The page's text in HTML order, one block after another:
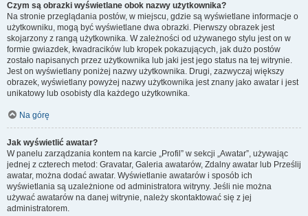
Czym są obrazki wyświetlane obok nazwy użytkownika?
Na stronie przeglądania postów, w miejscu, gdzie są wyświetlane informacje o
użytkowniku, mogą być wyświetlane dwa obrazki. Pierwszy obrazek jest
skojarzony z rangą użytkownika. W zależności od używanego stylu jest on w
formie gwiazdek, kwadracików lub kropek pokazujących, jak dużo postów
zostało napisanych przez użytkownika lub jaki jest jego status na tej witrynie.
Jest on wyświetlany poniżej nazwy użytkownika. Drugi, zazwyczaj większy
obrazek, wyświetlany powyżej nazwy użytkownika jest znany jako awatar i jest
unikatowy lub osobisty dla każdego użytkownika.
Na górę
Jak wyświetlić awatar?
W panelu zarządzania kontem na karcie „Profil” w sekcji „Awatar”, używając
jednej z czterech metod: Gravatar, Galeria awatarów, Zdalny awatar lub Prześlij
awatar, można dodać awatar. Wyświetlanie awatarów i sposób ich
wyświetlania są uzależnione od administratora witryny. Jeśli nie można
używać awatarów na danej witrynie, należy skontaktować się z jej
administratorem.